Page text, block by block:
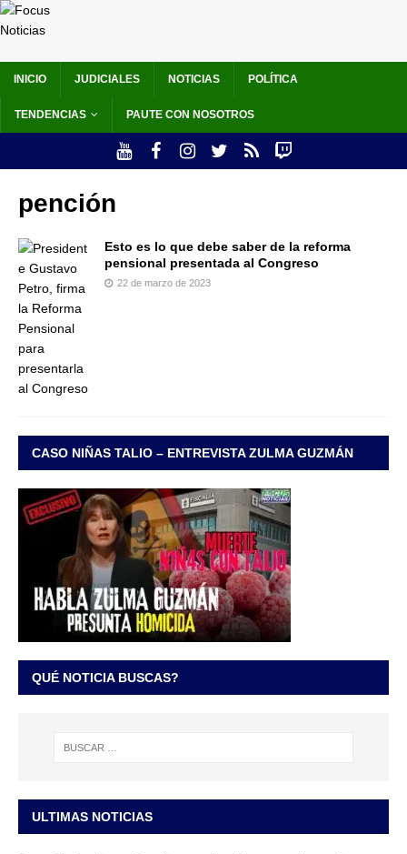
INICIO JUDICIALES NOTICIAS POLÍTICA
TENDENCIAS PAUTE CON NOSOTROS
pención
Esto es lo que debe saber de la reforma
pensional presentada al Congreso
22 de marzo de 2023
CASO NIÑAS TALIO – ENTREVISTA ZULMA GUZMÁN
QUÉ NOTICIA BUSCAS?
ULTIMAS NOTICIAS